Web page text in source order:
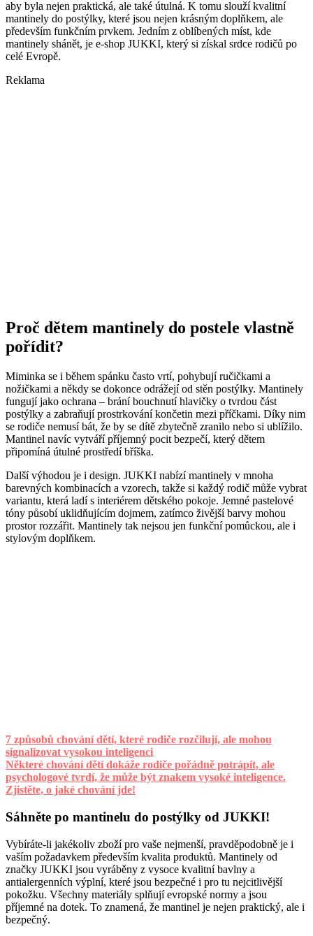
aby byla nejen praktická, ale také útulná. K tomu slouží kvalitní
mantinely do postýlky, které jsou nejen krásným doplňkem, ale
především funkčním prvkem. Jedním z oblíbených míst, kde
mantinely shánět, je e-shop JUKKI, který si získal srdce rodičů po
celé Evropě.
Reklama
Proč dětem mantinely do postele vlastně
pořídit?
Miminka se i během spánku často vrtí, pohybují ručičkami a
nožičkami a někdy se dokonce odrážejí od stěn postýlky. Mantinely
fungují jako ochrana – brání bouchnutí hlavičky o tvrdou část
postýlky a zabraňují prostrkování končetin mezi příčkami. Díky nim
se rodiče nemusí bát, že by se dítě zbytečně zranilo nebo si ublížilo.
Mantinel navíc vytváří příjemný pocit bezpečí, který dětem
připomíná útulné prostředí bříška.
Další výhodou je i design. JUKKI nabízí mantinely v mnoha
barevných kombinacích a vzorech, takže si každý rodič může vybrat
variantu, která ladí s interiérem dětského pokoje. Jemné pastelové
tóny působí uklidňujícím dojmem, zatímco živější barvy mohou
prostor rozzářit. Mantinely tak nejsou jen funkční pomůckou, ale i
stylovým doplňkem.
7 způsobů chování dětí, které rodiče rozčilují, ale mohou
signalizovat vysokou inteligenci
Některé chování dětí dokáže rodiče pořádně potrápit, ale
psychologové tvrdí, že může být znakem vysoké inteligence.
Zjistěte, o jaké chování jde!
Sáhněte po mantinelu do postýlky od JUKKI!
Vybíráte-li jakékoliv zboží pro vaše nejmenší, pravděpodobně je i
vaším požadavkem především kvalita produktů. Mantinely od
značky JUKKI jsou vyráběny z vysoce kvalitní bavlny a
antialergenních výplní, které jsou bezpečné i pro tu nejcitlivější
pokožku. Všechny materiály splňují evropské normy a jsou
příjemné na dotek. To znamená, že mantinel je nejen praktický, ale i
bezpečný.